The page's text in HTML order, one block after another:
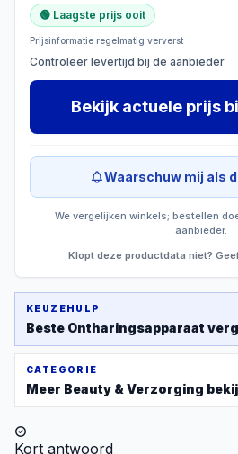
🟢 Laagste prijs ooit
Prijsinformatie regelmatig ververst
Controleer levertijd bij de aanbieder
Bekijk actuele prijs
Waarschuw mij als
We vergelijken winkels; bestellen
aanbieder.
Klopt deze productdata niet?
KEUZEHULP
Beste Ontharingsapparaat
CATEGORIE
Meer Beauty & Verzorging
Kort antwoord